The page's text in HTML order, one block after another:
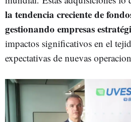
la tendencia creciente de
gestionando empresas
impactos significativos en el
expectativas de nuevas